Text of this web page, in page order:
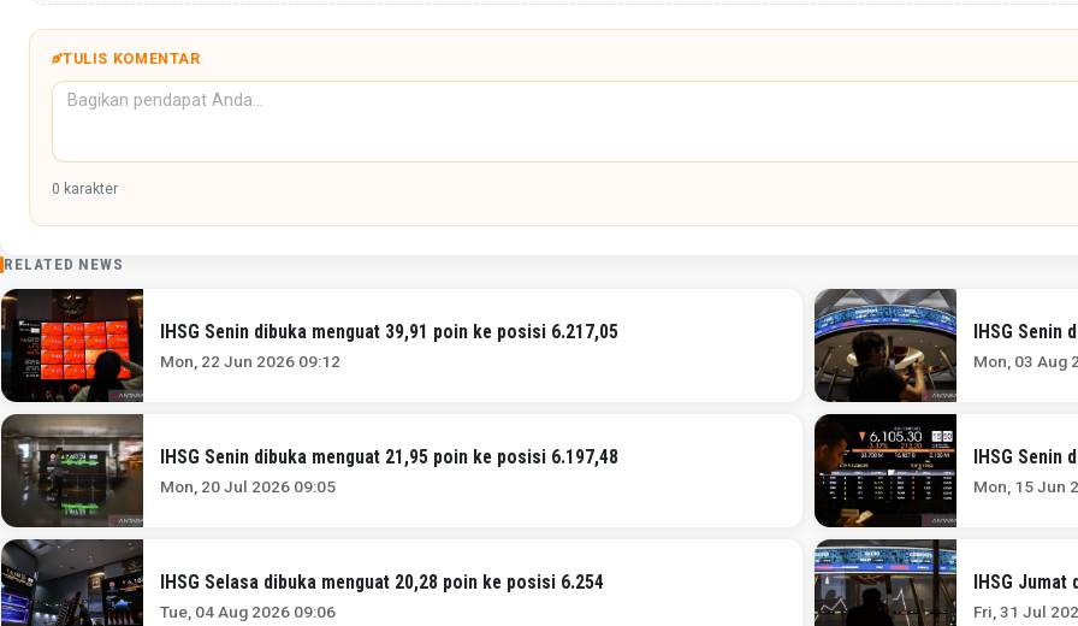
TULIS KOMENTAR
0 karakter
RELATED NEWS
IHSG Senin dibuka menguat 39,91 poin ke posisi 6.217,05
Mon, 22 Jun 2026 09:12
IHSG Senin
Mon, 03 Aug
IHSG Senin dibuka menguat 21,95 poin ke posisi 6.197,48
Mon, 20 Jul 2026 09:05
IHSG Senin
Mon, 15 Jun
IHSG Selasa dibuka menguat 20,28 poin ke posisi 6.254
Tue, 04 Aug 2026 09:06
IHSG Jumat
Fri, 31 Jul